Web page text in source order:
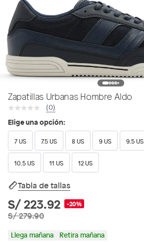
Zapatillas Urbanas Hombre Aldo
(0)
Elige una opción:
7 US 7.5 US 8 US 9 US 9.5 US
10.5 US 11 US 12 US
Tabla de tallas
S/ 223.92 -20%
S/ 279.90
Llega mañana Retira mañana